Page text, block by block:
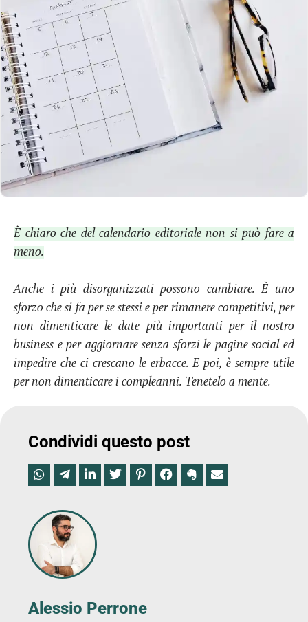
È chiaro che del calendario editoriale non si può fare a
meno.
Anche i più disorganizzati possono cambiare. È uno
sforzo che si fa per se stessi e per rimanere competitivi, per
non dimenticare le date più importanti per il nostro
business e per aggiornare senza sforzi le pagine social ed
impedire che ci crescano le erbacce. E poi, è sempre utile
per non dimenticare i compleanni. Tenetelo a mente.
Condividi questo post
Alessio Perrone